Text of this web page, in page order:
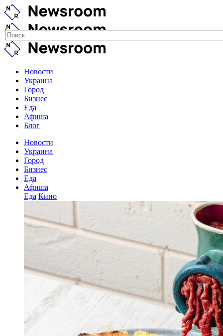
Новости
Украина
Город
Бизнес
Еда
Афиша
Блог
Новости
Украина
Город
Бизнес
Еда
Афиша
Еда Кино